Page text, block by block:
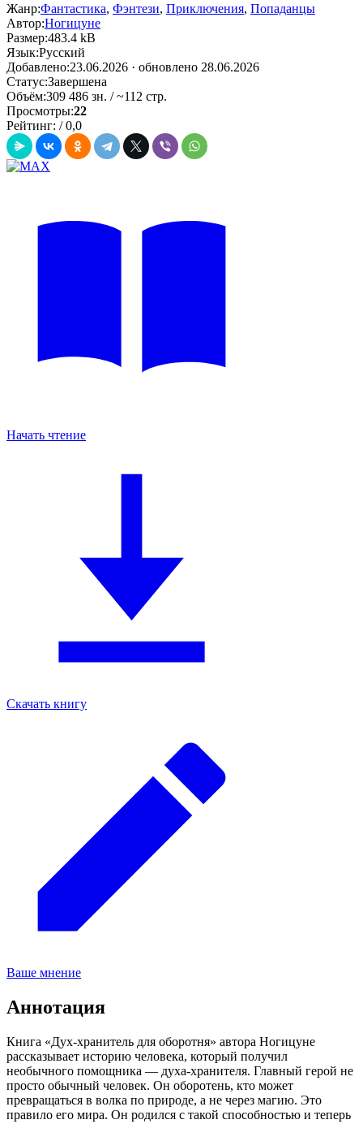
Жанр:Фантастика, Фэнтези, Приключения, Попаданцы
Автор:Ногицуне
Размер:483.4 kB
Язык:Русский
Добавлено:23.06.2026 · обновлено 28.06.2026
Статус:Завершена
Объём:309 486 зн. / ~112 стр.
Просмотры:22
Рейтинг: / 0,0
Начать чтение
Скачать книгу
Ваше мнение
Аннотация
Книга «Дух-хранитель для оборотня» автора Ногицуне
рассказывает историю человека, который получил
необычного помощника — духа-хранителя. Главный герой не
просто обычный человек. Он оборотень, кто может
превращаться в волка по природе, а не через магию. Это
правило его мира. Он родился с такой способностью и теперь